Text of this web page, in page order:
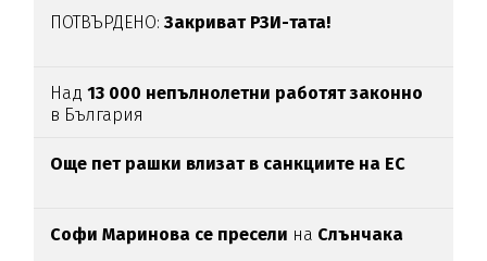
ПОТВЪРДЕНО:Закриват РЗИ-тата!
Над13 000 непълнолетни работят законно
в България
Oще пет рашки влизат в санкциите на ЕС
Софи Маринова се пресели на Слънчака